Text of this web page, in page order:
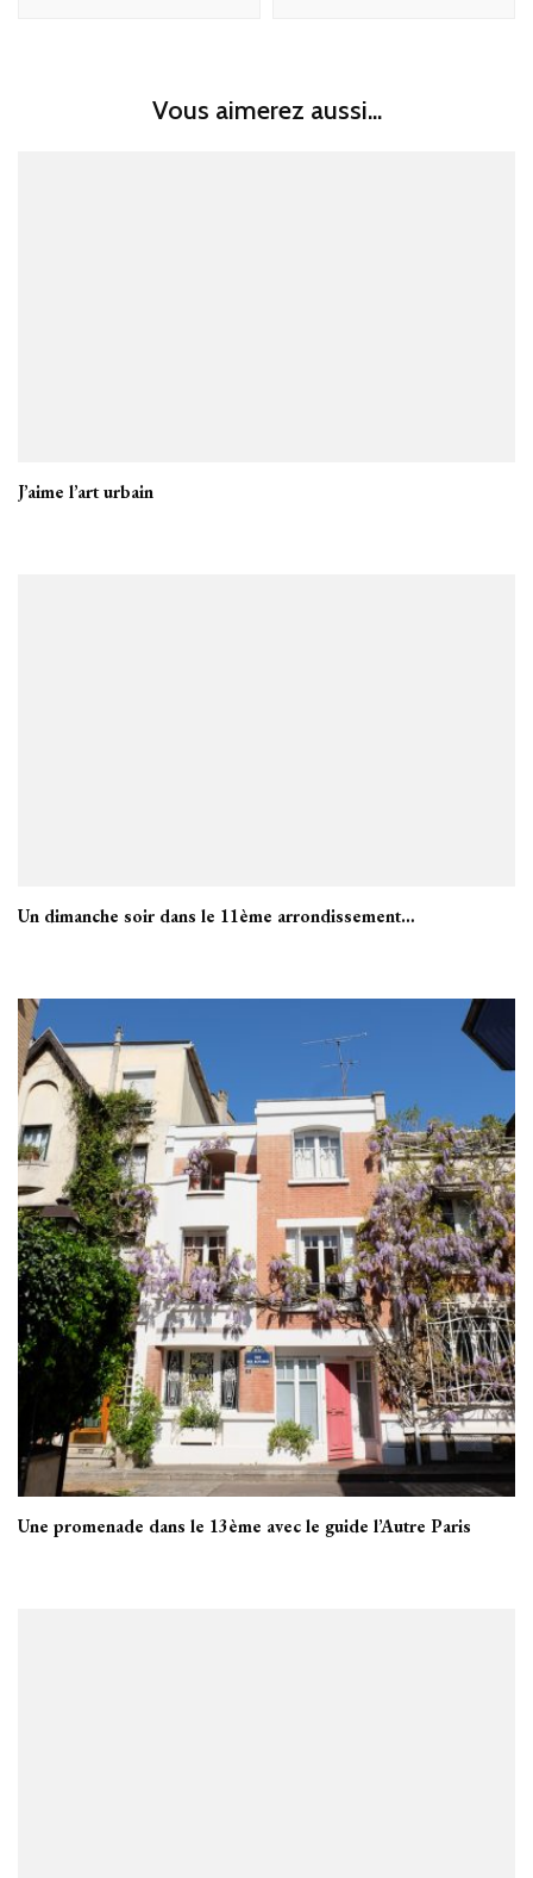
Vous aimerez aussi...
J’aime l’art urbain
Un dimanche soir dans le 11ème arrondissement…
Une promenade dans le 13ème avec le guide l’Autre Paris